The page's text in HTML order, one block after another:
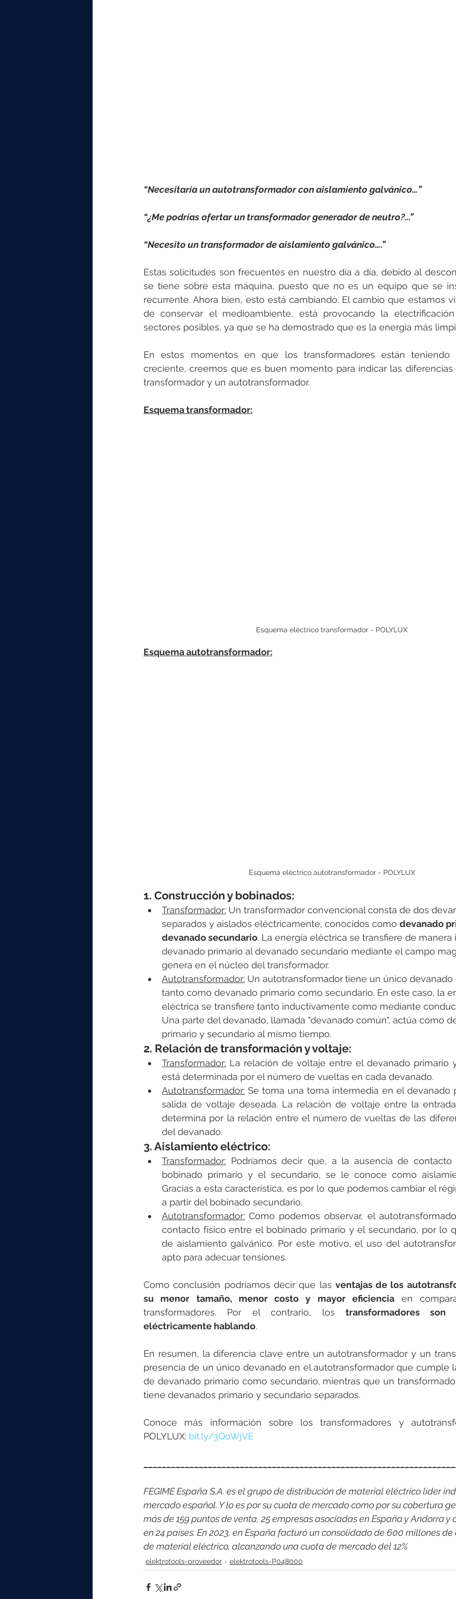
“Necesitaría un autotransformador con aislamiento galvánico…”
“¿Me podrías ofertar un transformador generador de neutro?...”
“Necesito un transformador de aislamiento galvánico….”
Estas solicitudes son frecuentes en nuestro día a día, debido al
se tiene sobre esta máquina, puesto que no es un equipo que se
recurrente. Ahora bien, esto está cambiando. El cambio que estamos
de conservar el medioambiente, está provocando la
sectores posibles, ya que se ha demostrado que es la energía más
En estos momentos en que los transformadores están teniendo
creciente, creemos que es buen momento para indicar las
transformador y un autotransformador.
Esquema transformador:
Esquema eléctrico transformador - POLYLUX
Esquema autotransformador:
Esquema eléctrico autotransformador - POLYLUX
1. Construcción y bobinados:
Transformador: Un transformador convencional consta de dos
separados y aislados eléctricamente, conocidos como devanado
devanado secundario. La energía eléctrica se transfiere de manera
devanado primario al devanado secundario mediante el campo
genera en el núcleo del transformador.
Autotransformador: Un autotransformadortiene un único devanado
tanto como devanado primario como secundario. En este caso, la
eléctrica se transfiere tanto inductivamente como mediante
Una parte del devanado, llamada "devanado común", actúa como
primario y secundario al mismo tiempo.
2. Relación de transformación y voltaje:
Transformador: La relación de voltaje entre el devanado primario
está determinada por el número de vueltas en cada devanado.
Autotransformador: Se toma una toma intermedia en el devanado
salida de voltaje deseada. La relación de voltaje entre la
determina por la relación entre el número de vueltas de las
del devanado.
3. Aislamiento eléctrico:
Transformador: Podríamos decir que, a la ausencia de
bobinado primario y el secundario, se le conoce como
Gracias a esta característica, es por lo que podemos cambiar el
a partir del bobinado secundario.
Autotransformador: Como podemos observar, el
contacto físico entre el bobinado primario y el secundario, por lo
de aislamiento galvánico. Por este motivo, el uso del
apto para adecuar tensiones.
Como conclusión podríamos decir que las ventajas de los
su menor tamaño, menor costo y mayor eficiencia en
transformadores. Por el contrario, los transformadores son
eléctricamente hablando.
En resumen, la diferencia clave entre un autotransformador y un
presencia de un único devanado en el autotransformador que cumple
de devanado primario como secundario, mientras que un
tiene devanados primario y secundario separados.
Conoce más información sobre los transformadores y
POLYLUX: bit.ly/3QoWjVE
FEGIME España S.A. es el grupo de distribución de material eléctrico líder
mercado español. Y lo es por su cuota de mercado como por su cobertura
más de 159 puntos de venta, 25 empresas asociadas en España y Andorra y
en 24 países. En 2023, en España facturó un consolidado de 600 millones de
de material eléctrico, alcanzando una cuota de mercado del 12%
elektrotools-proveedor elektrotools-P048000